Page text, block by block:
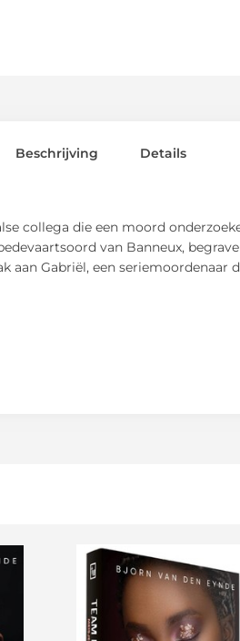
collega die een moord
van Banneux,
aan Gabriël, een
Beschrijving Details